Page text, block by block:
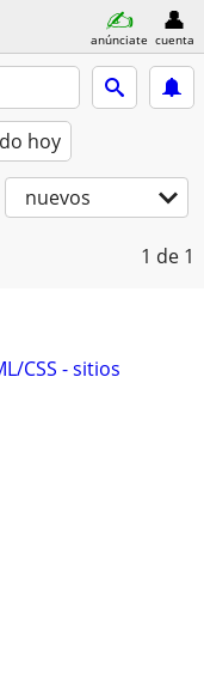
anúnciate cuenta
hoy
nuevos
1 de 1
CSS - sitios